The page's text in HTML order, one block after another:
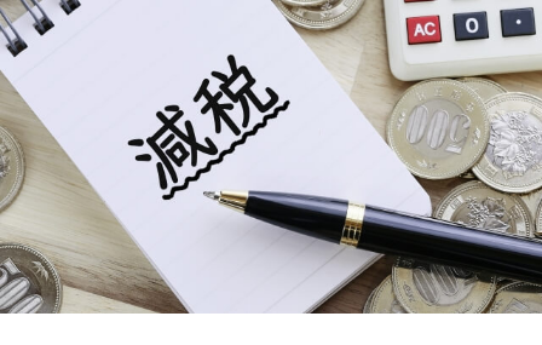
寺内：あの……ジンジャー神社ってことですね。
小林：お前さ、ボソって言うんじゃなくて、自信持って言え
よ！
寺内：ジンジャー神社ってことになるんですかね？
三輪田：そういうことでございますね（笑）。
水谷
「そうですね。デザインとかも、ちょっと若々しくなっ
一蔵「そう。「これAIだ」とかさ。（笑） 他に色々苦労し
ている町内会もたくさんあると思うんですが、こういう町内
会もあるんだよと。若い子がやったって、やる気さえあれば
いいんだって。周りが盛り立てていけば誰でもなれるし、近
所の人と集まってお話しするっていうのもいいことだと思い
ます。町内会文化はなくなってほしくないんで、なんだった
が、これ、会田さんはどう捉えていらっしゃいますか？」
会田「ベッセント財務長官のインタビューと、この誰だかよ
くわからない匿名の政府高官の発言が混ぜこぜになって、さ
もベッセント財務長官が日本の消費減税に反対したかのよう
な印象を与える記事が掲載されて、今、大きな問題となって
います。この誰かよくわからないアメリカの政府高官ですと
か、匿名の閣僚経験者の発言というのは、それほど重要では
ないということです。重要であれば、しっかり名前を出して
発言してくるはずですから、まったく問題にはならないと思